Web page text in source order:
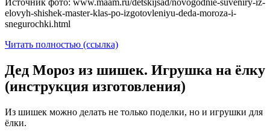
Источник фото: www.maam.ru/detskijsad/novogodnie-suveniry-iz-
elovyh-shishek-master-klas-po-izgotovleniyu-deda-moroza-i-
snegurochki.html
Читать полностью (ссылка)
Дед Мороз из шишек. Игрушка на ёлку
(инструкция изготовления)
Из шишек можно делать не только поделки, но и игрушки для
ёлки.